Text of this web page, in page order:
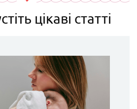
цікаві статті